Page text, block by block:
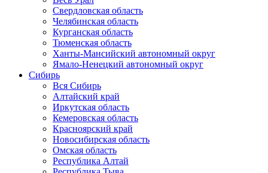
Свердловская область
Челябинская область
Курганская область
Тюменская область
Ханты-Мансийский автономный округ
Ямало-Ненецкий автономный округ
Сибирь
Вся Сибирь
Алтайский край
Иркутская область
Кемеровская область
Красноярский край
Новосибирская область
Омская область
Республика Алтай